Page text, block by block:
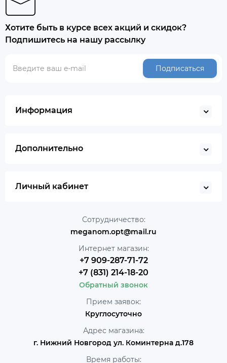
Хотите быть в курсе всех акций и скидок?
Подпишитесь на нашу рассылку
Подписаться
Информация
Дополнительно
Личный кабинет
Сотрудничество:
meganom.opt@mail.ru
Интернет магазин:
+7 909-287-71-72
+7 (831) 214-18-20
Обратный звонок
Прием заявок:
Круглосуточно
Адрес магазина:
г. Нижний Новгород ул. Коминтерна д.178
Время работы: